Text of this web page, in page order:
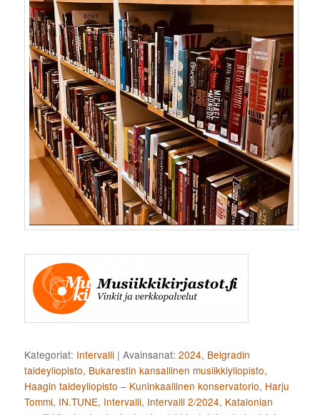
Kategoriat: Intervalli |Avainsanat: 2024, Belgradin
taideyliopisto, Bukarestin kansallinen musiikkiyliopisto,
Haagin taideyliopisto – Kuninkaallinen konservatorio, Harju
Tommi, IN.TUNE, Intervalli, Intervalli 2/2024, Katalonian